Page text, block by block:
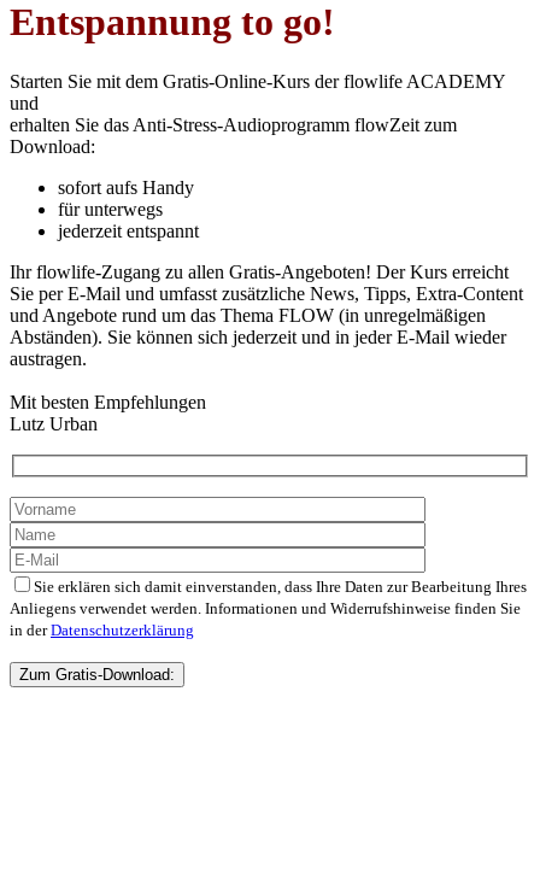
leer.
Entspannung to go!
Starten Sie mit dem Gratis-Online-Kurs der flowlife ACADEMY
und
erhalten Sie das Anti-Stress-Audioprogramm flowZeit zum
Download:
sofort aufs Handy
für unterwegs
jederzeit entspannt
Ihr flowlife-Zugang zu allen Gratis-Angeboten! Der Kurs erreicht
Sie per E-Mail und umfasst zusätzliche News, Tipps, Extra-Content
und Angebote rund um das Thema FLOW (in unregelmäßigen
Abständen). Sie können sich jederzeit und in jeder E-Mail wieder
austragen.
Mit besten Empfehlungen
Lutz Urban
Sie erklären sich damit einverstanden, dass Ihre Daten zur Bearbeitung Ihres
Anliegens verwendet werden. Informationen und Widerrufshinweise finden Sie
in derDatenschutzerklärung
lasse